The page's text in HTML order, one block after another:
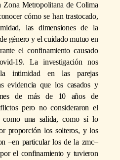
Zona Metropolitana de Colima
cómo se han trastocado,
las dimensiones de la
género y el cuidado mutuo en
el confinamiento causado
19. La investigación nos
intimidad en las parejas
evidencia que los casados y
de más de 10 años de
pero no consideraron el
como una salida, como sí lo
proporción los solteros, y los
–en particular los de la zmc–
el confinamiento y tuvieron